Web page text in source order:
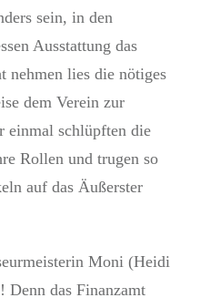
sein, in den
Ausstattung das
nehmen lies die nötiges
dem Verein zur
einmal schlüpften die
Rollen und trugen so
auf das Äußerster
Moni (Heidi
Denn das Finanzamt